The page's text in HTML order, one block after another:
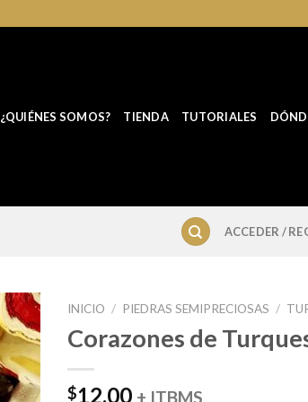
¿QUIÉNES SOMOS? TIENDA TUTORIALES
ACCEDER /
INICIO / PIEDRAS SEMIPRECIOSAS /
Corazones de
$12.00 + ITBMS